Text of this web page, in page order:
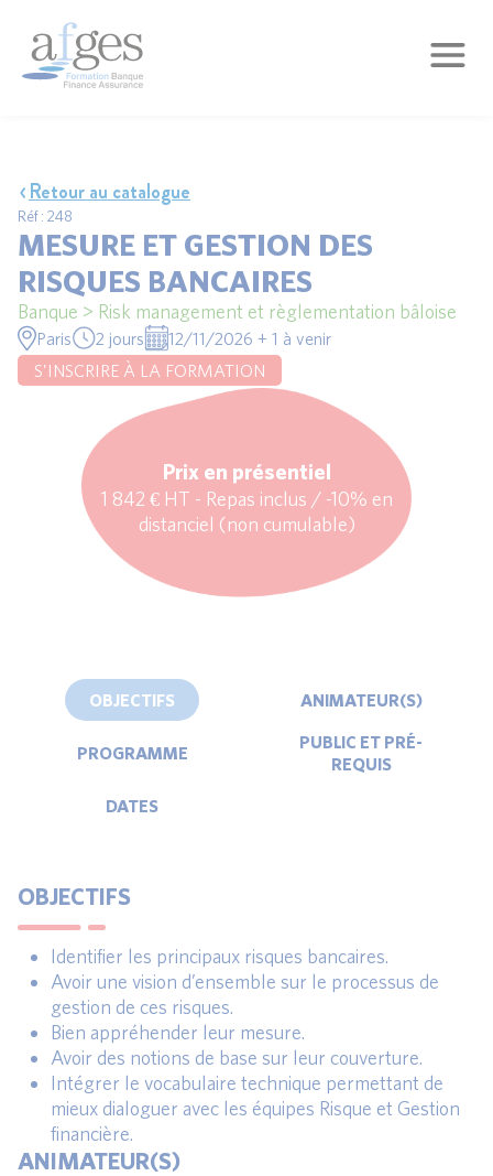
Retour au catalogue
Réf : 248
MESURE ET GESTION DES
RISQUES BANCAIRES
Banque > Risk management et règlementation bâloise
Paris 2 jours
12/11/2026 + 1 à venir
S'INSCRIRE À LA FORMATION
Prix en présentiel
1 842 € HT - Repas inclus / -10% en
distanciel (non cumulable)
OBJECTIFS ANIMATEUR(S)
PROGRAMME
PUBLIC ET PRÉ-
REQUIS
DATES
OBJECTIFS
Identifier les principaux risques bancaires.
Avoir une vision d’ensemble sur le processus de
gestion de ces risques.
Bien appréhender leur mesure.
Avoir des notions de base sur leur couverture.
Intégrer le vocabulaire technique permettant de
mieux dialoguer avec les équipes Risque et Gestion
financière.
ANIMATEUR(S)